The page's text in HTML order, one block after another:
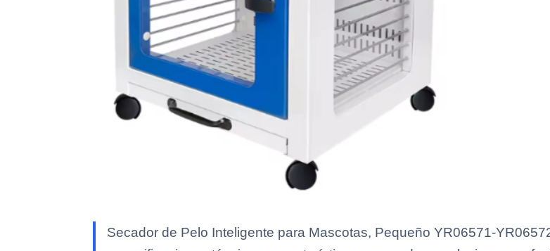
Secador de Pelo Inteligente para Mascotas, Pequeño YR06571-